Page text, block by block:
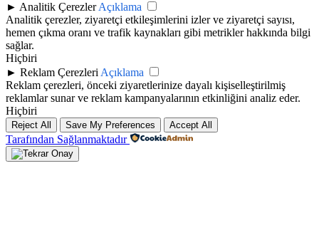
► Analitik ÇerezlerAçıklama
Analitik çerezler, ziyaretçi etkileşimlerini izler ve ziyaretçi sayısı,
hemen çıkma oranı ve trafik kaynakları gibi metrikler hakkında bilgi
sağlar.
Hiçbiri
► Reklam ÇerezleriAçıklama
Reklam çerezleri, önceki ziyaretlerinize dayalı kişiselleştirilmiş
reklamlar sunar ve reklam kampanyalarının etkinliğini analiz eder.
Hiçbiri
Reject All Save My Preferences Accept All
Tarafından Sağlanmaktadır